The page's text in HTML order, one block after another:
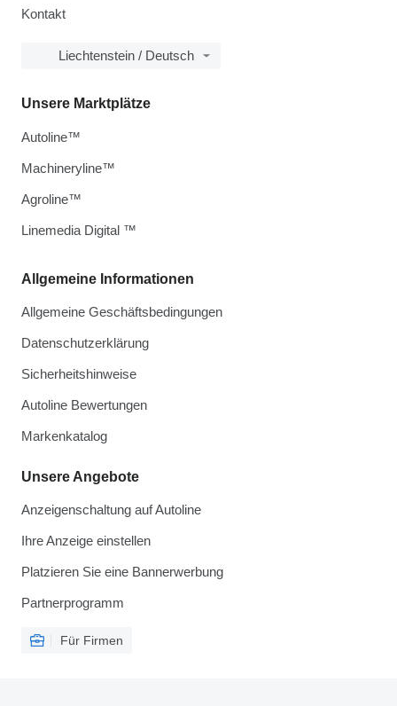
Kontakt
Liechtenstein / Deutsch
Allgemeine Informationen
Allgemeine Geschäftsbedingungen
Datenschutzerklärung
Sicherheitshinweise
Autoline Bewertungen
Markenkatalog
Unsere Angebote
Anzeigenschaltung auf Autoline
Ihre Anzeige einstellen
Platzieren Sie eine Bannerwerbung
Partnerprogramm
Für Firmen
Unsere Marktplätze
Autoline™
Machineryline™
Agroline™
Linemedia Digital ™